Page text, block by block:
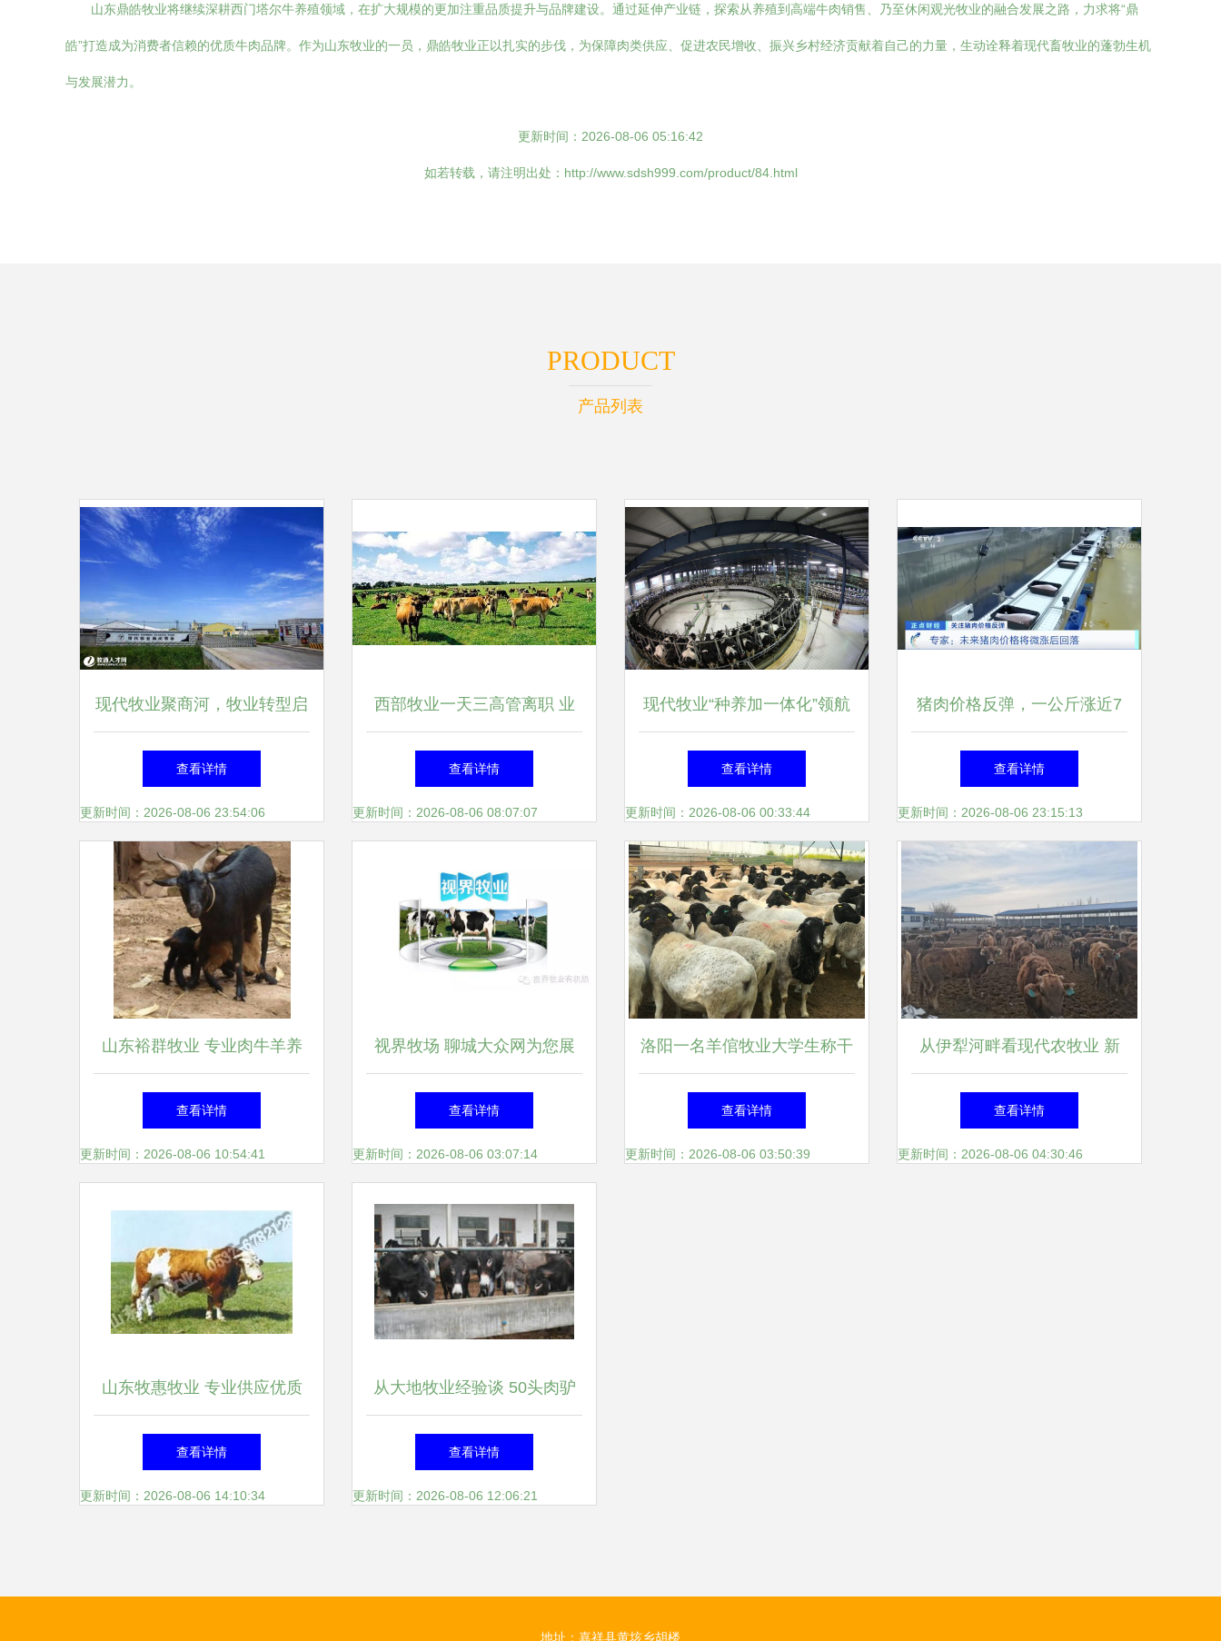
山东鼎皓牧业将继续深耕西门塔尔牛养殖领域，在扩大规模的更加注重品质提升与品牌建设。通过延伸产业链，探索从养殖到高端牛肉销售、乃至休闲观光牧业的融合发展之路，力求将“鼎
皓”打造成为消费者信赖的优质牛肉品牌。作为山东牧业的一员，鼎皓牧业正以扎实的步伐，为保障肉类供应、促进农民增收、振兴乡村经济贡献着自己的力量，生动诠释着现代畜牧业的蓬勃生机
与发展潜力。
更新时间：2026-08-06 05:16:42
如若转载，请注明出处：http://www.sdsh999.com/product/84.html
PRODUCT
产品列表
现代牧业聚商河，牧业转型启
新篇——解锁高效、绿色的牧
场黄金法则
查看详情
更新时间：2026-08-06 23:54:06
西部牧业一天三高管离职 业
绩不振引管理层“恐慌”?
查看详情
更新时间：2026-08-06 08:07:07
现代牧业“种养加一体化”领航
奶业新时代
查看详情
更新时间：2026-08-06 00:33:44
猪肉价格反弹，一公斤涨近7
元！接下来怎么走？
查看详情
更新时间：2026-08-06 23:15:13
山东裕群牧业 专业肉牛羊养
殖供应，助力畜牧产业发展
查看详情
更新时间：2026-08-06 10:54:41
视界牧场 聊城大众网为您展
示现代化牧业的典范
查看详情
更新时间：2026-08-06 03:07:14
洛阳一名羊倌牧业大学生称干
养殖远没有同学想象的惨。你
的回答是怎
查看详情
更新时间：2026-08-06 03:50:39
从伊犁河畔看现代农牧业 新
疆创锦农牧业肉牛养殖基地的
生态与效益
查看详情
更新时间：2026-08-06 04:30:46
山东牧惠牧业 专业供应优质
育肥牛，打造特色农产品直供
平台
查看详情
更新时间：2026-08-06 14:10:34
从大地牧业经验谈 50头肉驴
高效养殖的八大关键窍门
查看详情
更新时间：2026-08-06 12:06:21
地址：嘉祥县黄垓乡胡楼